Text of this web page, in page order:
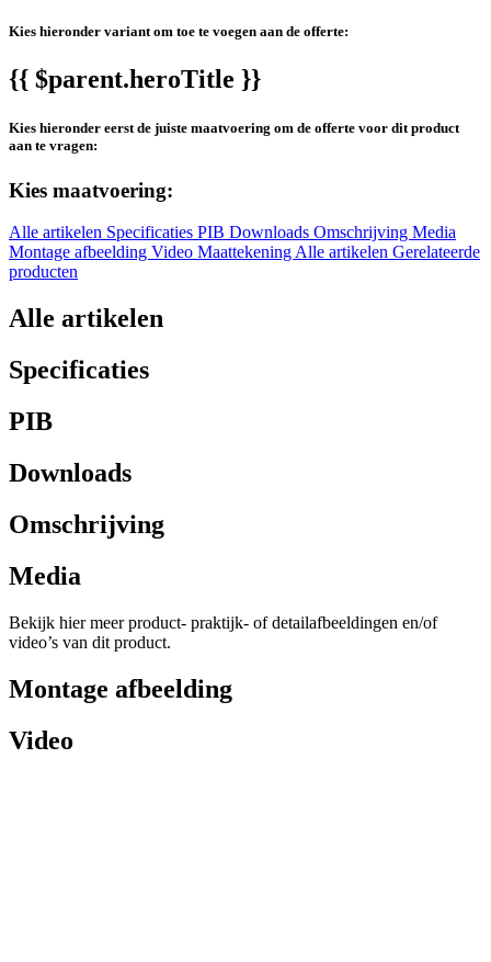
Kies hieronder variant om toe te voegen aan de offerte:
{{ $parent.heroTitle }}
Kies hieronder eerst de juiste maatvoering om de offerte voor dit product
aan te vragen:
Kies maatvoering:
Alle artikelen Specificaties PIB Downloads Omschrijving Media
Montage afbeelding Video MaattekeningAlle artikelen Gerelateerde
producten
Alle artikelen
Specificaties
PIB
Downloads
Omschrijving
Media
Bekijk hier meer product- praktijk- of detailafbeeldingen en/of
video’s van dit product.
Montage afbeelding
Video